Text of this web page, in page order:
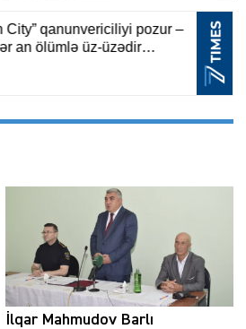
İlqar Mahmudov Barlı